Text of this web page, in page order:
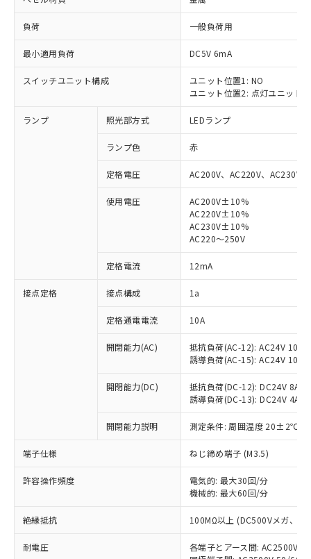
負荷 一般負荷用
最小適用負荷 DC5V 6mA
スイッチユニット構成
ユニット位置1: NO
ユニット位置2: 点灯ユニット
ランプ 照光部方式 LEDランプ
ランプ色 赤
定格電圧 AC200V、AC220V、AC230V
使用電圧
AC200V±10%
AC220V±10%
AC230V±10%
AC220～250V
定格電流 12mA
接点定格 接点構成 1a
定格通電電流 10A
開閉能力(AC)
抵抗負荷(AC-12): AC24V 10A/
誘導負荷(AC-15): AC24V
開閉能力(DC)
抵抗負荷(DC-12): DC24V 8A/
誘導負荷(DC-13): DC24V 4A/
開閉能力説明 測定条件: 周囲温度 20±2℃、
端子仕様 ねじ締め端子 (M3.5)
許容操作頻度
電気的: 最大30回/分
機械的: 最大60回/分
絶縁抵抗 100MΩ以上 (DC500Vメガ、点
耐電圧
各端子とアース間: AC2500V
ご利用条件
以下の条件をお読みいただき、同意のうえ
本サービスは、当社制御機器事業取扱
商品の当社在庫状況および標準価格
(税抜)を提供させていただくもので
当社制御機器事業取扱商品の中には、
本サービスの対象外となる商品もある
ことをご了承ください。
在庫状況および標準価格照会結果は、
記載している更新日時点での社内デー
タに基づき作成されるものであり、閲
準価格とは異なる場合があることをご
対応済み：EU RoHS指令（10物質）の
非含有に対応した製品が提供可能な商品で
対応予定：EU RoHS指令（10物質）の非含
有に対応した製品に切り替える予定のある
対応予定なし：EU RoHS指令（10物質）の
非含有に非対応の商品で、対応品を出す予
調査・確認中：EU RoHS指令（10物質）の
非含有の対応状況を調査中または確認中の
非該当品：ライセンス料など無形物で、有
害物質有無と関係のない商品です。
仕入先様の事情により、非含有部品として
いたものが、含有品と判明した場合などや
むを得ず変更することがあります。
*EU RoHS指令（10物質）：
鉛(Pb) 1000ppm以下、 水銀(Hg) 1000ppm以下、 カド
六価クロム(Cr(Ⅵ)) 1000ppm以下、ポリ臭化ビフェニル
「○」：最大均質材料含有率が中国RoHSの
基準値以下であることを示します。
「×」：最大均質材料含有率が中国RoHSの
基準値を超えていることを示します。
「－」：未確認です。当社販売部門へお問
当社は、これら貴社製品のうち、外国
為替および外国貿易法に定める商品
（以下｢規制貨物等」という）を輸出
または国外への提供する場合は、日本
国政府の輸出許可(または役務取引許
可)を取得するなどの必要な手続きを